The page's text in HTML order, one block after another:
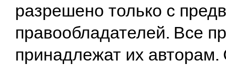
разрешено только с
правообладателей. Все
принадлежат их